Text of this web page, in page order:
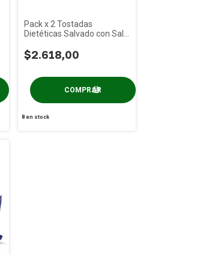
Pack x 2 Tostadas
Dietéticas Salvado con Sal
$2.618,00
8 en stock